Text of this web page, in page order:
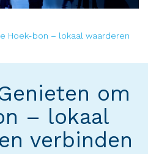
Hoek-bon – lokaal waarderen
om
– lokaal
verbinden